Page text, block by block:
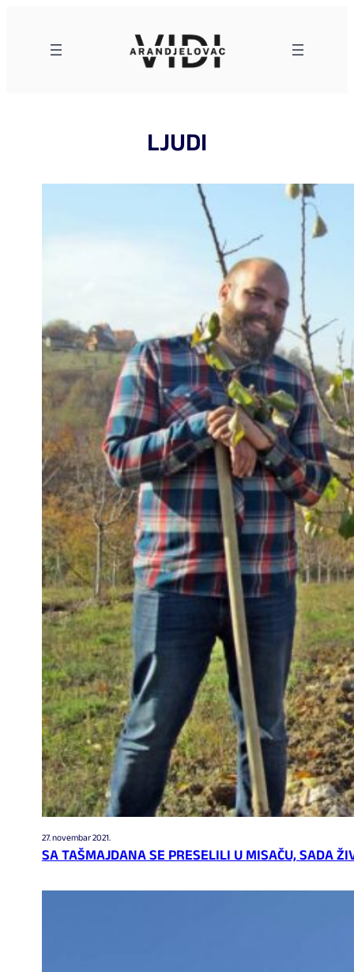
LJUDI
27. novembar 2021.
SA TAŠMAJDANA SE PRESELILI U MISAČU, SADA